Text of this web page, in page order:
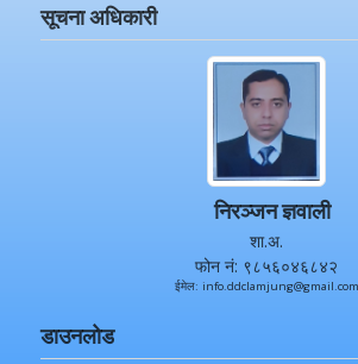
सूचना अधिकारी
निरञ्जन ज्ञवाली
शा.अ.
फोन नं: ९८५६०४६८४२
ईमेल: info.ddclamjung@gmail.com
डाउनलोड